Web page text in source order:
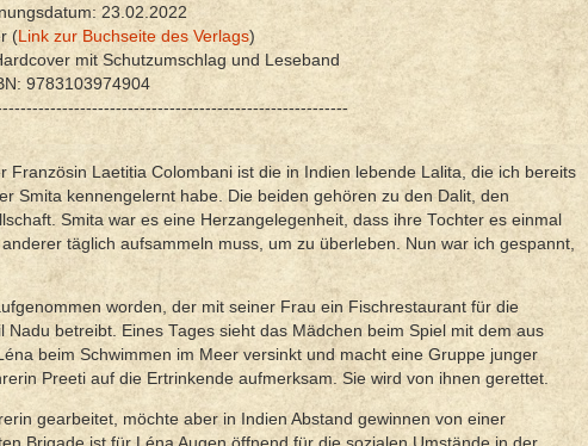
23.02.2022
(Link zur Buchseite des Verlags)
mit Schutzumschlag und Leseband
9783103974904
Laetitia Colombani ist die in Indien lebende Lalita, die ich bereits
Smita kennengelernt habe. Die beiden gehören zu den Dalit, den
Smita war es eine Herzangelegenheit, dass ihre Tochter es einmal
täglich aufsammeln muss, um zu überleben. Nun war ich gespannt,
worden, der mit seiner Frau ein Fischrestaurant für die
betreibt. Eines Tages sieht das Mädchen beim Spiel mit dem aus
beim Schwimmen im Meer versinkt und macht eine Gruppe junger
Preeti auf die Ertrinkende aufmerksam. Sie wird von ihnen gerettet.
gearbeitet, möchte aber in Indien Abstand gewinnen von einer